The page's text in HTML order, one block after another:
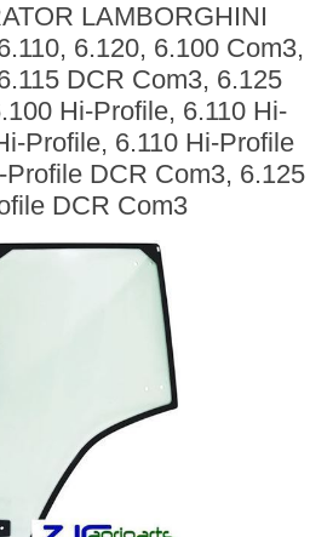
LAMBORGHINI
6.120, 6.100 Com3,
DCR Com3, 6.125
Hi-Profile, 6.110 Hi-
Profile, 6.110 Hi-Profile
Profile DCR Com3, 6.125
DCR Com3